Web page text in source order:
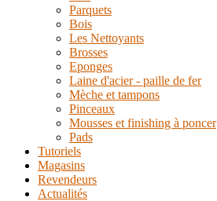
Parquets
Bois
Les Nettoyants
Brosses
Eponges
Laine d'acier - paille de fer
Mèche et tampons
Pinceaux
Mousses et finishing à poncer
Pads
Tutoriels
Magasins
Revendeurs
Actualités